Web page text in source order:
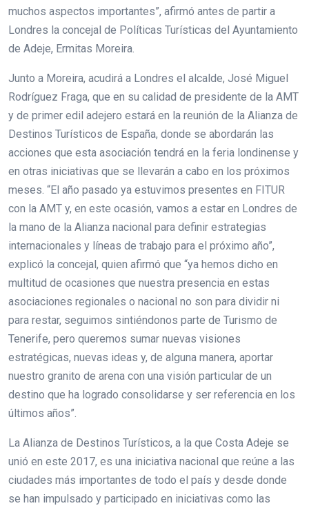
muchos aspectos importantes”, afirmó antes de partir a
Londres la concejal de Políticas Turísticas del Ayuntamiento
de Adeje, Ermitas Moreira.
Junto a Moreira, acudirá a Londres el alcalde, José Miguel
Rodríguez Fraga, que en su calidad de presidente de la AMT
y de primer edil adejero estará en la reunión de la Alianza de
Destinos Turísticos de España, donde se abordarán las
acciones que esta asociación tendrá en la feria londinense y
en otras iniciativas que se llevarán a cabo en los próximos
meses. “El año pasado ya estuvimos presentes en FITUR
con la AMT y, en este ocasión, vamos a estar en Londres de
la mano de la Alianza nacional para definir estrategias
internacionales y líneas de trabajo para el próximo año”,
explicó la concejal, quien afirmó que “ya hemos dicho en
multitud de ocasiones que nuestra presencia en estas
asociaciones regionales o nacional no son para dividir ni
para restar, seguimos sintiéndonos parte de Turismo de
Tenerife, pero queremos sumar nuevas visiones
estratégicas, nuevas ideas y, de alguna manera, aportar
nuestro granito de arena con una visión particular de un
destino que ha logrado consolidarse y ser referencia en los
últimos años”.
La Alianza de Destinos Turísticos, a la que Costa Adeje se
unió en este 2017, es una iniciativa nacional que reúne a las
ciudades más importantes de todo el país y desde donde
se han impulsado y participado en iniciativas como las